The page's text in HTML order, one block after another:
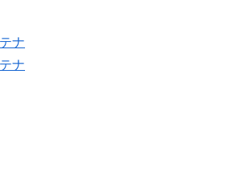
ナ
ナ